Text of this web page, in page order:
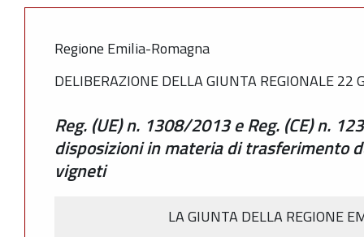
Regione Emilia-Romagna
DELIBERAZIONE DELLA GIUNTA REGIONALE 22
Reg. (UE) n. 1308/2013 e Reg. (CE) n.
disposizioni in materia di trasferimento
vigneti
LA GIUNTA DELLA REGIONE